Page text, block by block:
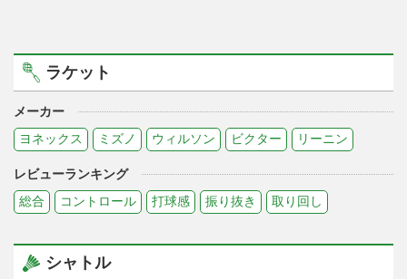
ラケット
メーカー
ヨネックス
ミズノ ウィルソン ビクター リーニン
レビューランキング
総合
コントロール 打球感 振り抜き 取り回し
シャトル